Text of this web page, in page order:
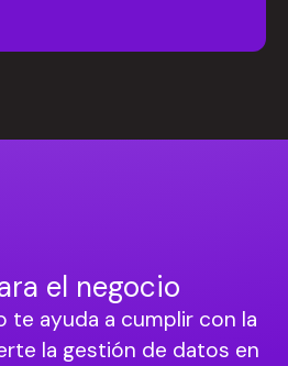
el negocio
te ayuda a cumplir con la
la gestión de datos en